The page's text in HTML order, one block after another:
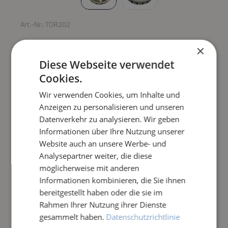
Art.-Nr.:TOR202
TORPEDO ULTRA
SAUGTURBINE
Regulärer Preis:
219,00 €
Preise inkl. MwSt. zzgl. Versandkosten
Produkt Anzahl: Gib den gewünschten
IN DEN WARENKORB
Frage zum Artikel
×
Diese Webseite verwendet
Cookies.
Wir verwenden Cookies, um Inhalte und
Anzeigen zu personalisieren und unseren
Datenverkehr zu analysieren. Wir geben
Informationen über Ihre Nutzung unserer
Website auch an unsere Werbe- und
Analysepartner weiter, die diese
möglicherweise mit anderen
Informationen kombinieren, die Sie ihnen
bereitgestellt haben oder die sie im
Rahmen Ihrer Nutzung ihrer Dienste
gesammelt haben. Datenschutzrichtlinie